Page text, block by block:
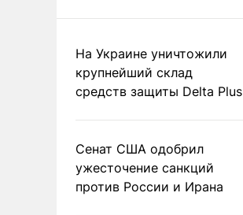
На Украине уничтожили
крупнейший склад
средств защиты Delta Plus
Сенат США одобрил
ужесточение санкций
против России и Ирана